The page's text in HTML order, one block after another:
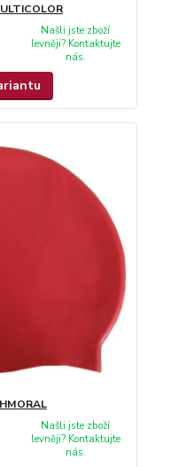
Našli jste zboží
levněji? Kontaktujte
nás.
Našli jste zboží
levněji? Kontaktujte
nás.